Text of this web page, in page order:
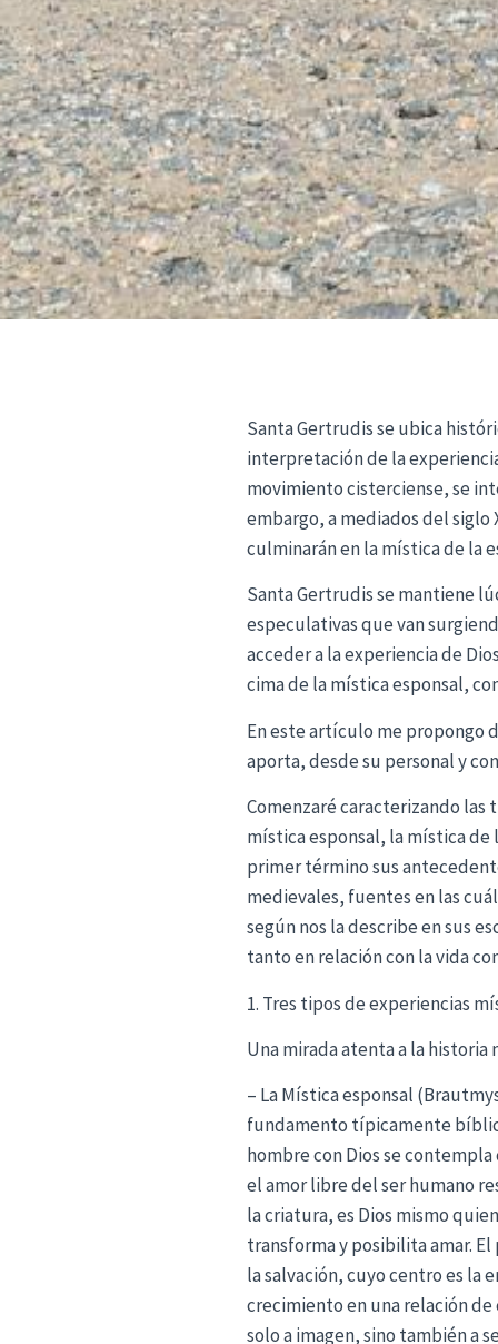
Santa Gertrudis se ubica
interpretación de la
movimiento cisterciense, se
embargo, a mediados del siglo
culminarán en la mística de la
Santa Gertrudis se mantiene
especulativas que van
acceder a la experiencia de
cima de la mística esponsal,
En este artículo me propongo
aporta, desde su personal y
Comenzaré caracterizando las
mística esponsal, la mística de
primer término sus
medievales, fuentes en las
según nos la describe en sus
tanto en relación con la vida
1. Tres tipos de experiencias
Una mirada atenta a la
– La Mística esponsal
fundamento típicamente
hombre con Dios se
el amor libre del ser humano
la criatura, es Dios mismo
transforma y posibilita amar.
la salvación, cuyo centro es la
crecimiento en una relación
solo a imagen, sino también a